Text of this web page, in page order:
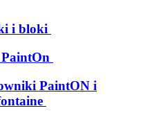
i bloki
PaintON i